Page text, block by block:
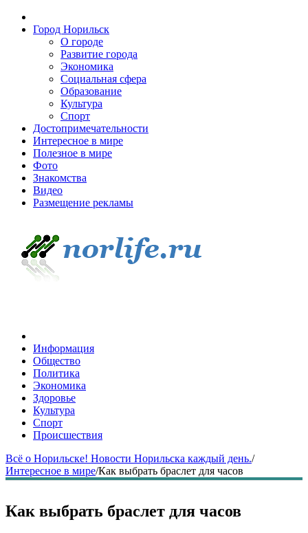
Город Норильск
О городе
Развитие города
Экономика
Социальная сфера
Образование
Культура
Спорт
Достопримечательности
Интересное в мире
Полезное в мире
Фото
Знакомства
Видео
Размещение рекламы
Информация
Общество
Политика
Экономика
Здоровье
Культура
Спорт
Происшествия
Всё о Норильске! Новости Норильска каждый день./
Интересное в мире/Как выбрать браслет для часов
Как выбрать браслет для часов